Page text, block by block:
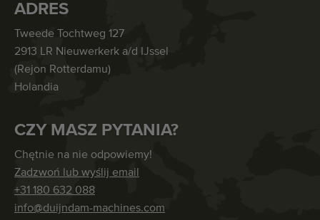
ADRES
Tweede Tochtweg 127
2913 LR Nieuwerkerk a/d IJssel
(Rejon Rotterdamu)
Holandia
CZY MASZ PYTANIA?
Chętnie na nie odpowiemy!
Zadzwoń lub wyślij email
+31 180 632 088
info@duijndam-machines.com